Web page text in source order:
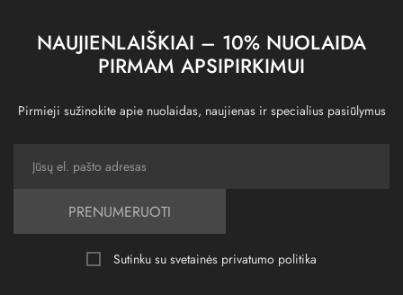
NAUJIENLAIŠKIAI – 10% NUOLAIDA
PIRMAM APSIPIRKIMUI
Pirmieji sužinokite apie nuolaidas, naujienas ir specialius pasiūlymus
PRENUMERUOTI
Sutinku su svetainės privatumo politika